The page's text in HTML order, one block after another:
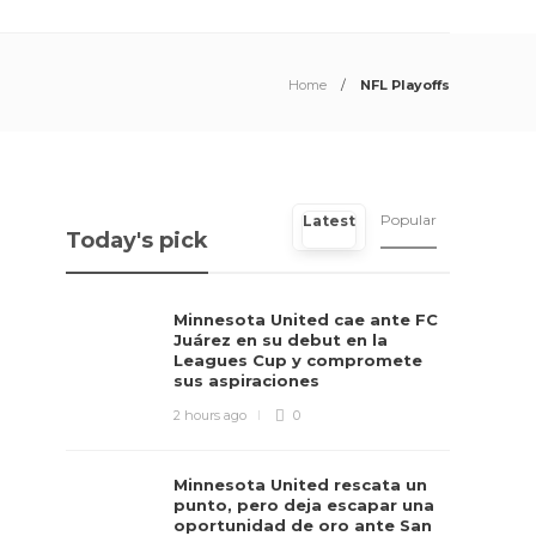
Home NFL Playoffs
Today's pick
Latest Popular
Minnesota United cae ante FC
Juárez en su debut en la
Leagues Cup y compromete
sus aspiraciones
2 hours ago 0
Minnesota United rescata un
punto, pero deja escapar una
oportunidad de oro ante San